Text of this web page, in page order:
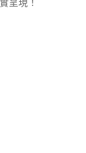
呈現！